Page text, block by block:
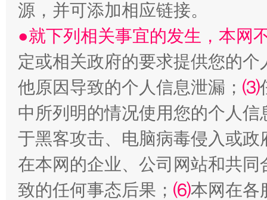
镜头丨大暑三秋近 山西：
源，并可添加相应链接。
●就下列相关事宜的发生，本网
定或相关政府的要求提供您的个
他原因导致的个人信息泄漏； ⑶
中所列明的情况使用您的个人
于黑客攻击、电脑病毒侵入或
在本网的企业、公司网站和共
致的任何事态后果； ⑹本网在各